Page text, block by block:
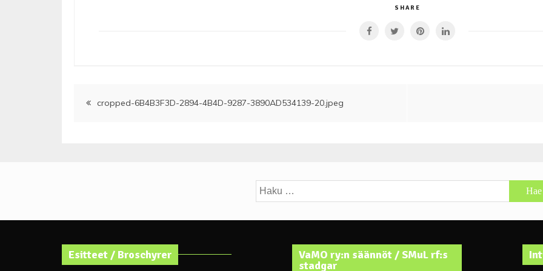
SHARE
Artikkelien
cropped-6B4B3F3D-2894-4B4D-9287-3890AD534139-20.jpeg
Haku:
Esitteet / Broschyrer
VaMO ry:n säännöt / SMuL rf:s
stadgar